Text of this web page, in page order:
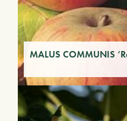
MALUS COMMUNIS